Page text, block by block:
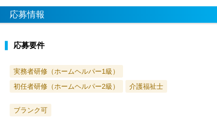
応募情報
応募要件
実務者研修（ホームヘルパー1級）
初任者研修（ホームヘルパー2級）
介護福祉士
ブランク可